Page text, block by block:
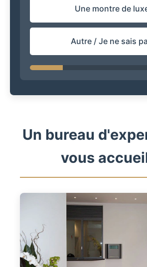
Une montre de
Autre / Je ne sais
Un bureau
vous